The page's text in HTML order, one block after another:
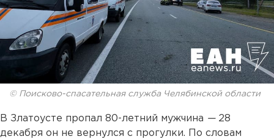
© Поисково-спасательная служба Челябинской области
В Златоусте пропал 80-летний мужчина —28
декабря он не вернулся с прогулки. По словам